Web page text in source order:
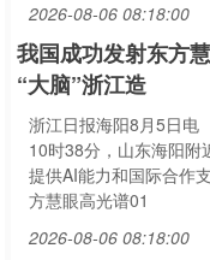
2026-08-06 08:18:00
我国成功发射东方
“大脑”浙江造
浙江日报海阳8月5日电
10时38分，山东海阳附
提供AI能力和国际合作
方慧眼高光谱01
2026-08-06 08:18:00